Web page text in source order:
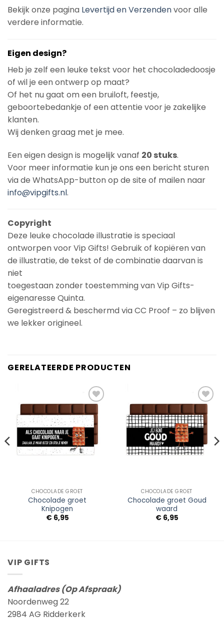
Bekijk onze pagina Levertijd en Verzendenvoor alle
verdere informatie.
Eigen design?
Heb je zelf een leuke tekst voor het chocoladedoosje
of wil je een ontwerp op maat?
Of het nu gaat om een bruiloft, feestje,
geboortebedankje of een attentie voor je zakelijke
klanten.
Wij denken graag met je mee.
Een eigen design is mogelijk vanaf 20 stuks.
Voor meer informatie kun je ons een bericht sturen
via de WhatsApp-button op de site of mailen naar
info@vipgifts.nl.
Copyright
Deze leuke chocolade illustratie is speciaal
ontworpen voor Vip Gifts! Gebruik of kopiëren van
de illustratie, de tekst of de combinatie daarvan is
niet
toegestaan zonder toestemming van Vip Gifts-
eigenaresse Quinta.
Geregistreerd & beschermd via CC Proof – zo blijven
we lekker origineel.
GERELATEERDE PRODUCTEN
Wishlist
CHOCOLADE GROET
Chocolade groet
Knipogen
€6,95
Wishlist
CHOCOLADE GROET
Chocolade groet Goud
waard
€6,95
VIP GIFTS
Afhaaladres (Op Afspraak)
Noordenweg 22
2984 AG Ridderkerk